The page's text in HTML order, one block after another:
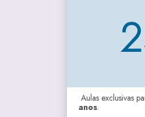
Aulas exclusivas
anos.